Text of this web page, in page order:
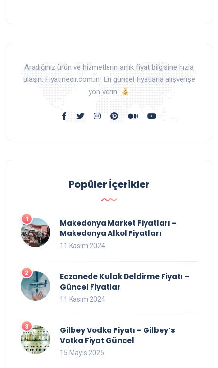
Aradığınız ürün ve hizmetlerin anlık fiyat bilgisine hızla
ulaşın: Fiyatinedir.com.in! En güncel fiyatlarla alışverişe
yön verin.
Popüler İçerikler
Makedonya Market Fiyatları –
Makedonya Alkol Fiyatları
11 Kasım 2024
Eczanede Kulak Deldirme Fiyatı –
Güncel Fiyatlar
11 Kasım 2024
Gilbey Vodka Fiyatı – Gilbey’s
Votka Fiyat Güncel
15 Mayıs 2025